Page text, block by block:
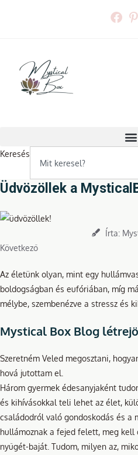
Keresés
Üdvözöllek a
Írta:
Következő
Az életünk olyan, mint egy
boldogságban és eufóriában, míg
mélybe, szembenézve a stressz és
Mystical Box Blog
Szeretném Veled megosztani,
hová jutottam el.
Három gyermek édesanyjaként
és kihívásokkal teli lehet az élet,
családodról való gondoskodás és a
hullámoznak a fejed felett, meg
nyűgét-baját. Tudom, milyen az,